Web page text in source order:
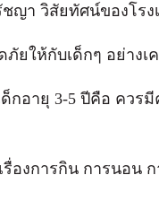
ญา วิสัยทัศน์ของโรง
ให้กับเด็กๆ อย่างเ
กอายุ 3-5 ปีคือ ควร
องการกิน การนอน